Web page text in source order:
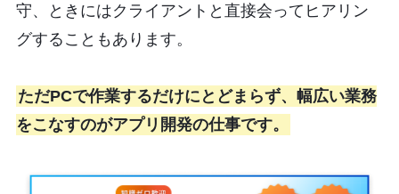
守、ときにはクライアントと直接会ってヒアリン
グすることもあります。
ただPCで作業するだけにとどまらず、幅広い業務
をこなすのがアプリ開発の仕事です。